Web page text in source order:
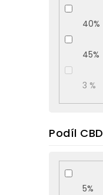
40%
45%
3 %
Podíl CBD
5%